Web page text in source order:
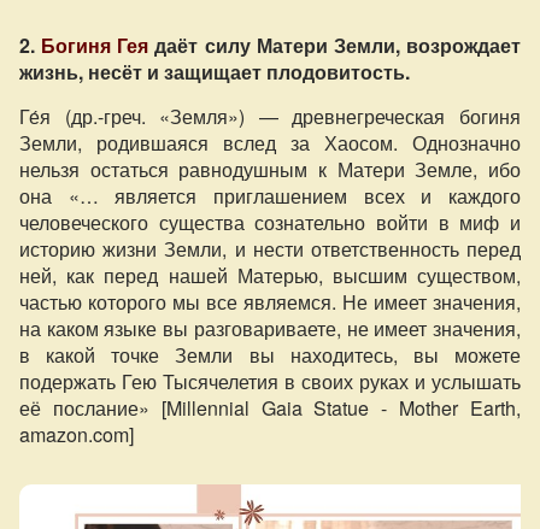
2. Богиня Гея даёт силу Матери Земли, возрождает
жизнь, несёт и защищает плодовитость.
Ге́я (др.-греч. «Земля») — древнегреческая богиня
Земли, родившаяся вслед за Хаосом. Однозначно
нельзя остаться равнодушным к Матери Земле, ибо
она «… является приглашением всех и каждого
человеческого существа сознательно войти в миф и
историю жизни Земли, и нести ответственность перед
ней, как перед нашей Матерью, высшим существом,
частью которого мы все являемся. Не имеет значения,
на каком языке вы разговариваете, не имеет значения,
в какой точке Земли вы находитесь, вы можете
подержать Гею Тысячелетия в своих руках и услышать
её послание» [Millennial Gaia Statue - Mother Earth,
amazon.com]